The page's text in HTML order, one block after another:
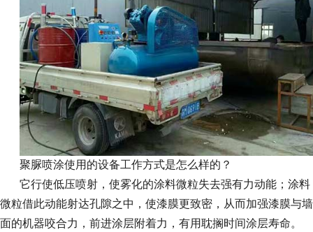
聚脲喷涂使用的设备工作方式是怎么样的？
它行使低压喷射，使雾化的涂料微粒失去强有力动能；涂料
微粒借此动能射达孔隙之中，使漆膜更致密，从而加强漆膜与墙
面的机器咬合力，前进涂层附着力，有用耽搁时间涂层寿命。